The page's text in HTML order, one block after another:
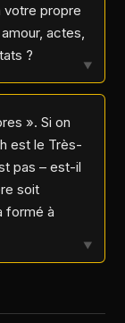
votre propre
actes,
?
▼
». Si on
est le Très-
pas – est-il
soit
formé à
▼